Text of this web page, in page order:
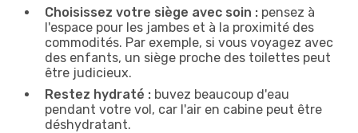
Choisissez votre siège avec soin : pensez à
l'espace pour les jambes et à la proximité des
commodités. Par exemple, si vous voyagez avec
des enfants, un siège proche des toilettes peut
être judicieux.
Restez hydraté : buvez beaucoup d'eau
pendant votre vol, car l'air en cabine peut être
déshydratant.